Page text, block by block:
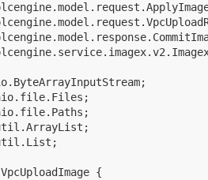
{